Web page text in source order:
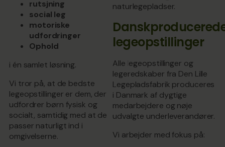
rutsjning
social leg
motoriske
udfordringer
Ophold
i én samlet løsning.
Vi tror på, at de bedste
legeopstillinger er dem, der
udfordrer børn fysisk og
socialt, samtidig med at de
passer naturligt ind i
omgivelserne.
naturlegepladser.
legeopstillinger
Alle legeopstillinger og
legeredskaber fra Den Lille
Legepladsfabrik produceres
i Danmark af dygtige
medarbejdere og nøje
udvalgte underleverandører.
Vi arbejder med fokus på: